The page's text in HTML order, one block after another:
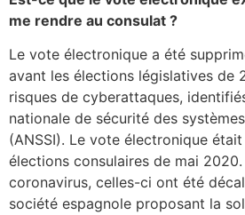
me rendre au consulat ?
Le vote électronique a été
avant les élections législatives de
risques de cyberattaques,
nationale de sécurité des
(ANSSI). Le vote électronique
élections consulaires de mai
coronavirus, celles-ci ont été
société espagnole proposant la